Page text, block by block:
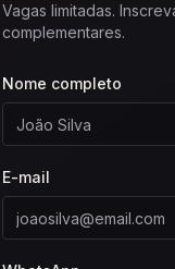
Vagas limitadas.
complementares.
Nome completo
E-mail